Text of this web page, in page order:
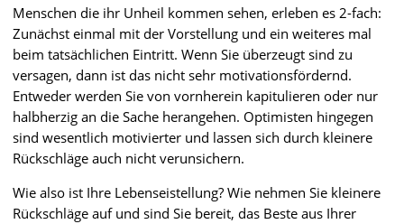
Menschen die ihr Unheil kommen sehen, erleben es 2-fach:
Zunächst einmal mit der Vorstellung und ein weiteres mal
beim tatsächlichen Eintritt. Wenn Sie überzeugt sind zu
versagen, dann ist das nicht sehr motivationsfördernd.
Entweder werden Sie von vornherein kapitulieren oder nur
halbherzig an die Sache herangehen. Optimisten hingegen
sind wesentlich motivierter und lassen sich durch kleinere
Rückschläge auch nicht verunsichern.
Wie also ist Ihre Lebenseistellung? Wie nehmen Sie kleinere
Rückschläge auf und sind Sie bereit, das Beste aus Ihrer